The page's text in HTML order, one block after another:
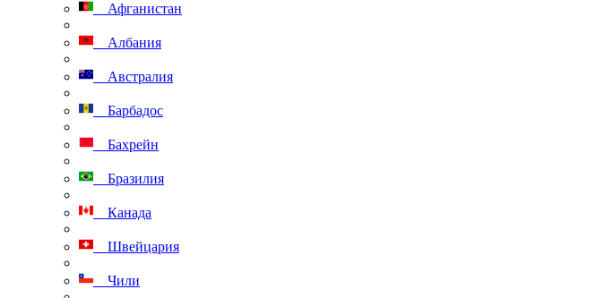
Афганистан
Албания
Австралия
Барбадос
Бахрейн
Бразилия
Канада
Швейцария
Чили